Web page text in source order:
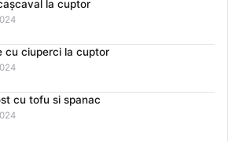
la cuptor
cu ciuperci la cuptor
cu tofu si spanac